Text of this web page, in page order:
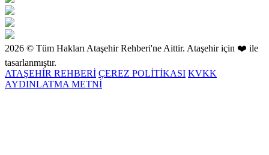
2026 © Tüm Hakları Ataşehir Rehberi'ne Aittir. Ataşehir için ❤️ ile
tasarlanmıştır.
ATAŞEHİR REHBERİ ÇEREZ POLİTİKASI KVKK
AYDINLATMA METNİ